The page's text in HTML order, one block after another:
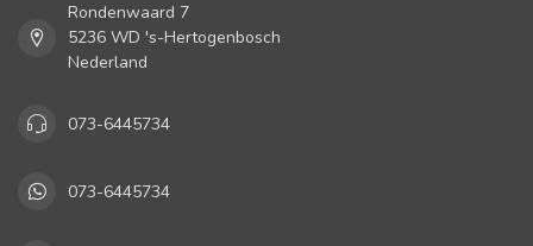
Rondenwaard 7
5236 WD 's-Hertogenbosch
Nederland
073-6445734
073-6445734